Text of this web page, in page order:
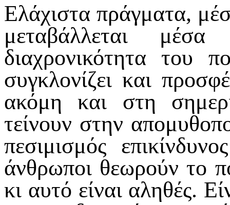
Ελάχιστα πράγματα,
μεταβάλλεται
διαχρονικότητα του
συγκλονίζει και
ακόμη και στη
τείνουν στην
πεσιμισμός
άνθρωποι θεωρούν το
κι αυτό είναι αληθές.